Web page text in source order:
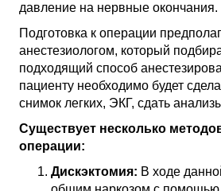
давление на нервные окончания.
Подготовка к операции
анестезиологом, который
подходящий способ
пациенту необходимо будет
снимок легких, ЭКГ, сдать
Существует несколько
операции:
Дискэктомия: В ходе